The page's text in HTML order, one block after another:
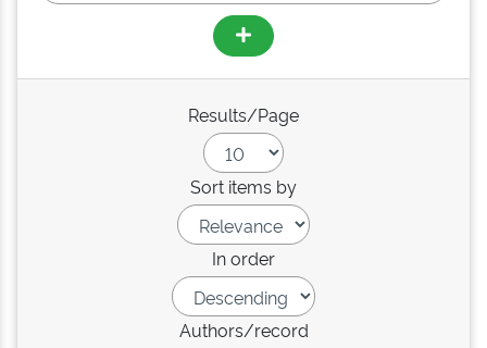
Results/Page
Sort items by
In order
Authors/record